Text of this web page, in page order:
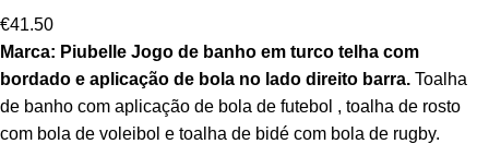
€41.50
Marca: Piubelle Jogo de banho em turco telha com
bordado e aplicação de bola no lado direito barra. Toalha
de banho com aplicação de bola de futebol , toalha de rosto
com bola de voleibol e toalha de bidé com bola de rugby.